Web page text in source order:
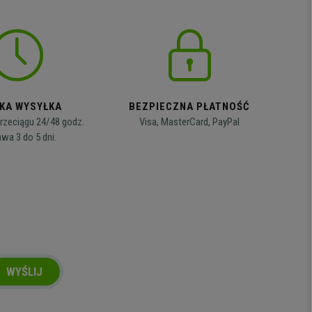
WYSYŁKA
24/48 godz.
3 do 5 dni.
BEZPIECZNA PŁATNOŚĆ
Visa, MasterCard, PayPal
WYŚLIJ